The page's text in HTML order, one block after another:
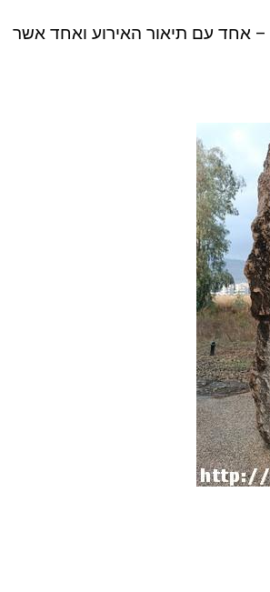
מכיל 2 לוחות הנצחה – אחד עם תיאור האירוע ואחד אשר